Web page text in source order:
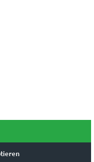
Natureindrücken die
Motive zeigen